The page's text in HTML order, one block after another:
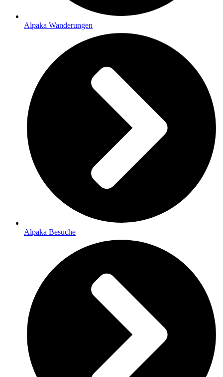
Alpaka Wanderungen
Alpaka Besuche